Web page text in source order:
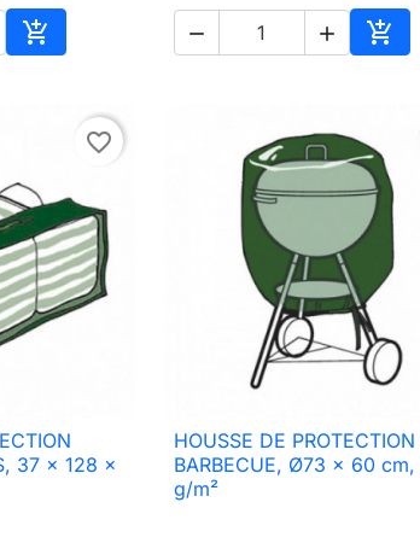

Ajouter au panier
  
favorite_border
37 x 128 x
 Aperçu rapide
HOUSSE DE PROTECTION
BARBECUE, Ø73 x 60
g/m²